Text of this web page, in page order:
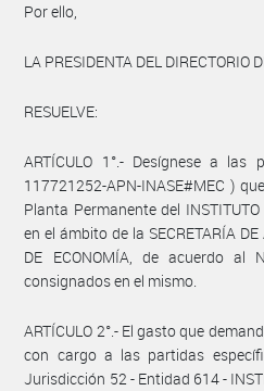
Por ello,
LA PRESIDENTA DEL DIRECTORIO
RESUELVE:
ARTÍCULO 1°.- Desígnese a
117721252-APN-INASE#MEC )
Planta Permanente del
en el ámbito de la SECRETARÍA DE
DE ECONOMÍA, de acuerdo al
consignados en el mismo.
ARTÍCULO 2°.- El gasto que
con cargo a las partidas
Jurisdicción 52 - Entidad 614 -